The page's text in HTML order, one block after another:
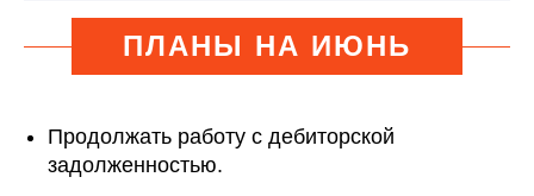
ПЛАНЫ НА ИЮНЬ
Продолжать работу с дебиторской
задолженностью.